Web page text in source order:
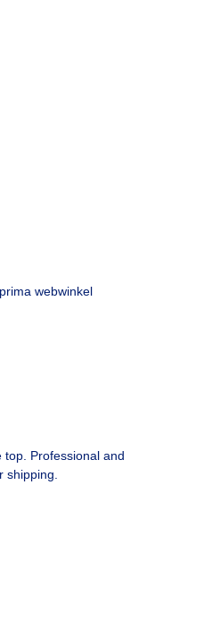
webwinkel
Professional and
shipping.